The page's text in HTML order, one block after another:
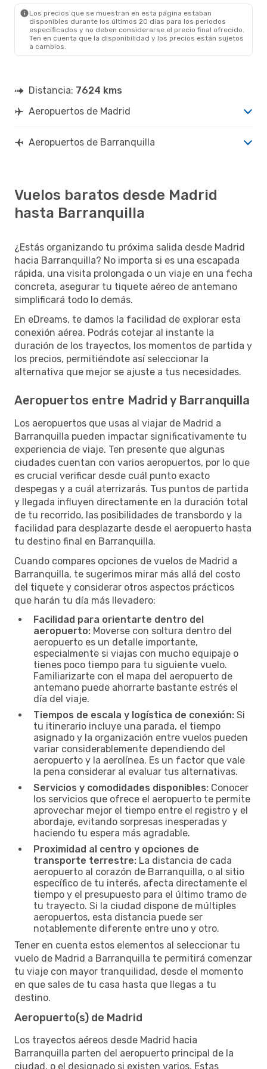
Los precios que se muestran en esta página estaban
disponibles durante los últimos 20 días para los periodos
especificados y no deben considerarse el precio final ofrecido.
Ten en cuenta que la disponibilidad y los precios están sujetos
a cambios.
Distancia: 7624 kms
Aeropuertos de Madrid
Aeropuertos de Barranquilla
Vuelos baratos desde Madrid
hasta Barranquilla
¿Estás organizando tu próxima salida desde Madrid
hacia Barranquilla? No importa si es una escapada
rápida, una visita prolongada o un viaje en una fecha
concreta, asegurar tu tiquete aéreo de antemano
simplificará todo lo demás.
En eDreams, te damos la facilidad de explorar esta
conexión aérea. Podrás cotejar al instante la
duración de los trayectos, los momentos de partida y
los precios, permitiéndote así seleccionar la
alternativa que mejor se ajuste a tus necesidades.
Aeropuertos entre Madrid y Barranquilla
Los aeropuertos que usas al viajar de Madrid a
Barranquilla pueden impactar significativamente tu
experiencia de viaje. Ten presente que algunas
ciudades cuentan con varios aeropuertos, por lo que
es crucial verificar desde cuál punto exacto
despegas y a cuál aterrizarás. Tus puntos de partida
y llegada influyen directamente en la duración total
de tu recorrido, las posibilidades de transbordo y la
facilidad para desplazarte desde el aeropuerto hasta
tu destino final en Barranquilla.
Cuando compares opciones de vuelos de Madrid a
Barranquilla, te sugerimos mirar más allá del costo
del tiquete y considerar otros aspectos prácticos
que harán tu día más llevadero:
Facilidad para orientarte dentro del
aeropuerto: Moverse con soltura dentro del
aeropuerto es un detalle importante,
especialmente si viajas con mucho equipaje o
tienes poco tiempo para tu siguiente vuelo.
Familiarizarte con el mapa del aeropuerto de
antemano puede ahorrarte bastante estrés el
día del viaje.
Tiempos de escala y logística de conexión: Si
tu itinerario incluye una parada, el tiempo
asignado y la organización entre vuelos pueden
variar considerablemente dependiendo del
aeropuerto y la aerolínea. Es un factor que vale
la pena considerar al evaluar tus alternativas.
Servicios y comodidades disponibles: Conocer
los servicios que ofrece el aeropuerto te permite
aprovechar mejor el tiempo entre el registro y el
abordaje, evitando sorpresas inesperadas y
haciendo tu espera más agradable.
Proximidad al centro y opciones de
transporte terrestre: La distancia de cada
aeropuerto al corazón de Barranquilla, o al sitio
específico de tu interés, afecta directamente el
tiempo y el presupuesto para el último tramo de
tu trayecto. Si la ciudad dispone de múltiples
aeropuertos, esta distancia puede ser
notablemente diferente entre uno y otro.
Tener en cuenta estos elementos al seleccionar tu
vuelo de Madrid a Barranquilla te permitirá comenzar
tu viaje con mayor tranquilidad, desde el momento
en que sales de tu casa hasta que llegas a tu
destino.
Aeropuerto(s) de Madrid
Los trayectos aéreos desde Madrid hacia
Barranquilla parten del aeropuerto principal de la
ciudad, o el designado si existen varios. Estas